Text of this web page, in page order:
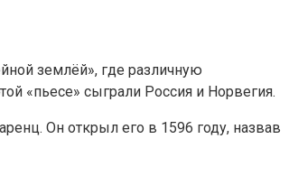
землёй», где различную
«пьесе» сыграли Россия и Норвегия.
Он открыл его в 1596 году, назвав